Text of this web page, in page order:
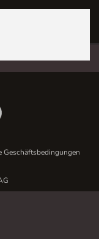
Geschäftsbedingungen